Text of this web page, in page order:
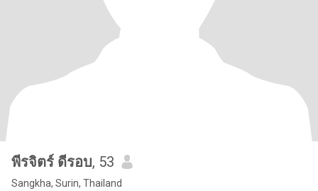
พีรจิตร์ ดีรอบ, 53
Sangkha, Surin, Thailand